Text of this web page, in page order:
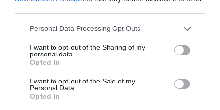
Please note that this website/app uses one or more Google
not limited to your visit or usage behaviour. You may click to
grant or deny consent to Google and its third-party tags to
use your data for below specified purposes in below Google
consent section.
Personal Data Processing Opt Outs
I want to opt-out of the Sharing of my
personal data.
Opted In
I want to opt-out of the Sale of my
Personal Data.
Opted In
Megszólalt Kapitány István a benzin áráról